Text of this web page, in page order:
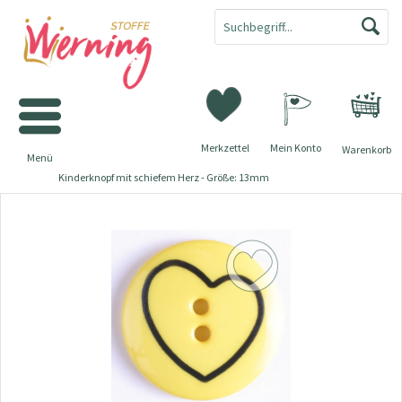
Warenkorb
Merkzettel Mein Konto
Menü
Kinderknopf mit schiefem Herz - Größe: 13mm